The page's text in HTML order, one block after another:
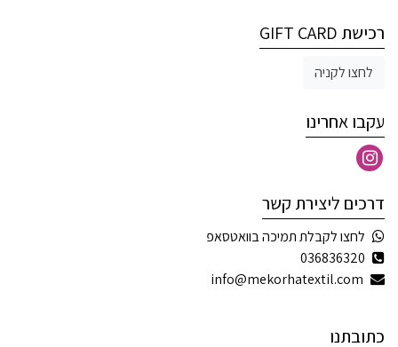
רכישת GIFT CARD
לחצו לקניה
עקבו אחרינו
דרכים ליצירת קשר
לחצו לקבלת תמיכה בוואטסאפ
036836320
info@mekorhatextil.com
כתובתנו